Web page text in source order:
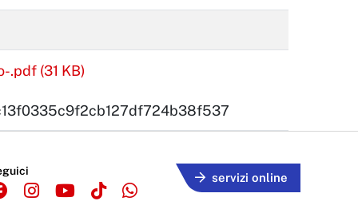
(31 KB)
servizi online